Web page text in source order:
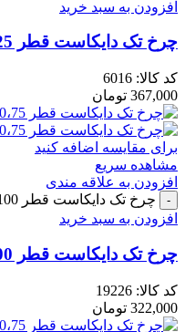
افزودن به سبد خرید
چرخ تک دایکاست قطر 125 میلی متر
کد کالا: 6016
367,000 تومان
برای مقایسه اضافه کنید
مشاهده سریع
افزودن به علاقه مندی
چرخ تک دایکاست قطر 100 میلی متر عدد
افزودن به سبد خرید
چرخ تک دایکاست قطر 100 میلی متر
کد کالا: 19226
322,000 تومان